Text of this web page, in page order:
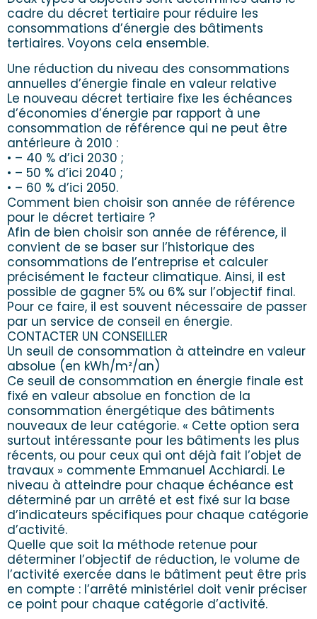
cadre du décret tertiaire pour réduire les
consommations d’énergie des bâtiments
tertiaires. Voyons cela ensemble.
Une réduction du niveau des consommations
annuelles d’énergie finale en valeur relative
Le nouveau décret tertiaire fixe les échéances
d’économies d’énergie par rapport à une
consommation de référence qui ne peut être
antérieure à 2010 :
• – 40 % d’ici 2030 ;
• – 50 % d’ici 2040 ;
• – 60 % d’ici 2050.
Comment bien choisir son année de référence
pour le décret tertiaire ?
Afin de bien choisir son année de référence, il
convient de se baser sur l’historique des
consommations de l’entreprise et calculer
précisément le facteur climatique. Ainsi, il est
possible de gagner 5% ou 6% sur l’objectif final.
Pour ce faire, il est souvent nécessaire de passer
par un service de conseil en énergie.
CONTACTER UN CONSEILLER
Un seuil de consommation à atteindre en valeur
absolue (en kWh/m²/an)
Ce seuil de consommation en énergie finale est
fixé en valeur absolue en fonction de la
consommation énergétique des bâtiments
nouveaux de leur catégorie. « Cette option sera
surtout intéressante pour les bâtiments les plus
récents, ou pour ceux qui ont déjà fait l’objet de
travaux » commente Emmanuel Acchiardi. Le
niveau à atteindre pour chaque échéance est
déterminé par un arrêté et est fixé sur la base
d’indicateurs spécifiques pour chaque catégorie
d’activité.
Quelle que soit la méthode retenue pour
déterminer l’objectif de réduction, le volume de
l’activité exercée dans le bâtiment peut être pris
en compte : l’arrêté ministériel doit venir préciser
ce point pour chaque catégorie d’activité.